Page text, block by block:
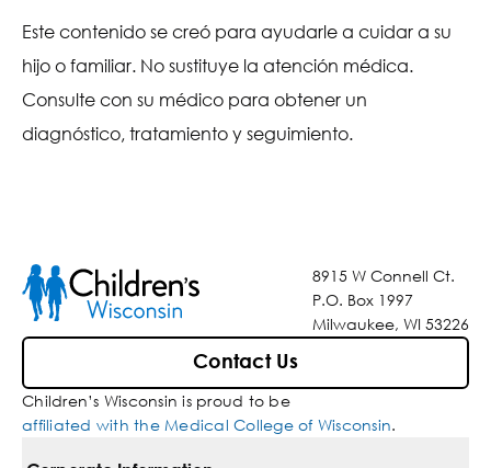
Este contenido se creó para ayudarle a cuidar a su
hijo o familiar. No sustituye la atención médica.
Consulte con su médico para obtener un
diagnóstico, tratamiento y seguimiento.
8915 W Connell Ct.
P.O. Box 1997
Milwaukee, WI 53226
Contact Us
Children’s Wisconsin is proud to be
affiliated with the Medical College of Wisconsin.